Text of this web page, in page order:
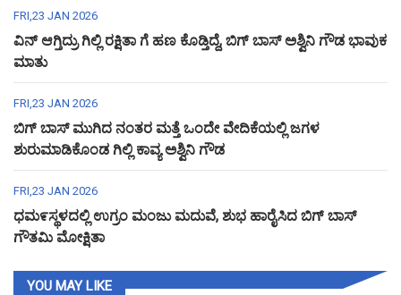
FRI,23 JAN 2026
ವಿನ್ ಆಗ್ತಿದ್ರು ಗಿಲ್ಲಿ ರಕ್ಷಿತಾ ಗೆ ಹಣ ಕೊಡ್ತಿದ್ದೆ, ಬಿಗ್ ಬಾಸ್ ಅಶ್ವಿನಿ ಗೌಡ ಭಾವುಕ
ಮಾತು
FRI,23 JAN 2026
ಬಿಗ್ ಬಾಸ್ ಮುಗಿದ ನಂತರ ಮತ್ತೆ ಒಂದೇ ವೇದಿಕೆಯಲ್ಲಿ ಜಗಳ
ಶುರುಮಾಡಿಕೊಂಡ ಗಿಲ್ಲಿ ಕಾವ್ಯ ಅಶ್ವಿನಿ ಗೌಡ
FRI,23 JAN 2026
ಧಮ೯ಸ್ಥಳದಲ್ಲಿ ಉಗ್ರಂ ಮಂಜು ಮದುವೆ, ಶುಭ ಹಾರೈಸಿದ ಬಿಗ್ ಬಾಸ್
ಗೌತಮಿ ಮೋಕ್ಷಿತಾ
YOU MAY LIKE